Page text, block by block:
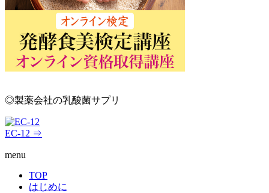
◎製薬会社の乳酸菌サプリ
EC-12 ⇒
menu
TOP
はじめに